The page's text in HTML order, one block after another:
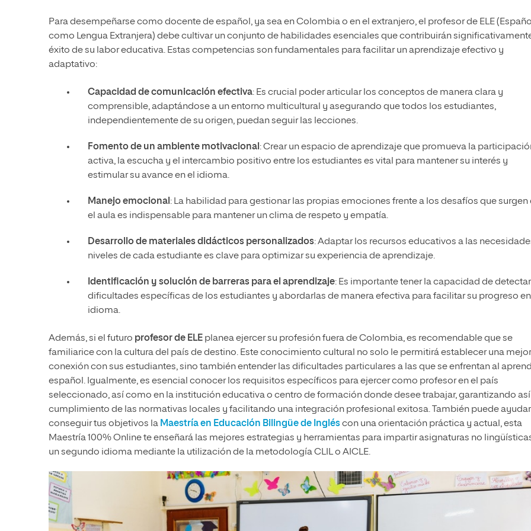
Para desempeñarse como docente de español, ya sea en Colombia o en el extranjero, el profesor de ELE (Español
como Lengua Extranjera) debe cultivar un conjunto de habilidades esenciales que contribuirán
éxito de su labor educativa. Estas competencias son fundamentales para facilitar un aprendizaje efectivo y
adaptativo:
Capacidad de comunicación efectiva: Es crucial poder articular los conceptos de manera clara y
comprensible, adaptándose a un entorno multicultural y asegurando que todos los estudiantes,
independientemente de su origen, puedan seguir las lecciones.
Fomento de un ambiente motivacional : Crear un espacio de aprendizaje que promueva la
activa, la escucha y el intercambio positivo entre los estudiantes es vital para mantener su interés y
estimular su avance en el idioma.
Manejo emocional : La habilidad para gestionar las propias emociones frente a los desafíos que surgen
el aula es indispensable para mantener un clima de respeto y empatía.
Desarrollo de materiales didácticos personalizados: Adaptar los recursos educativos a las
niveles de cada estudiante es clave para optimizar su experiencia de aprendizaje.
Identificación y solución de barreras para el aprendizaje: Es importante tener la capacidad de detectar
dificultades específicas de los estudiantes y abordarlas de manera efectiva para facilitar su progreso en
idioma.
Además, si el futuro profesor de ELE planea ejercer su profesión fuera de Colombia, es recomendable que se
familiarice con la cultura del país de destino. Este conocimiento cultural no solo le permitirá establecer una mejor
conexión con sus estudiantes, sino también entender las dificultades particulares a las que se enfrentan al
español. Igualmente, es esencial conocer los requisitos específicos para ejercer como profesor en el país
seleccionado, así como en la institución educativa o centro de formación donde desee trabajar, garantizando así
cumplimiento de las normativas locales y facilitando una integración profesional exitosa. También puede
conseguir tus objetivos la Maestría en Educación Bilingüe de Ingléscon una orientación práctica y actual, esta
Maestría 100% Online te enseñará las mejores estrategias y herramientas para impartir asignaturas no
un segundo idioma mediante la utilización de la metodología CLIL o AICLE.